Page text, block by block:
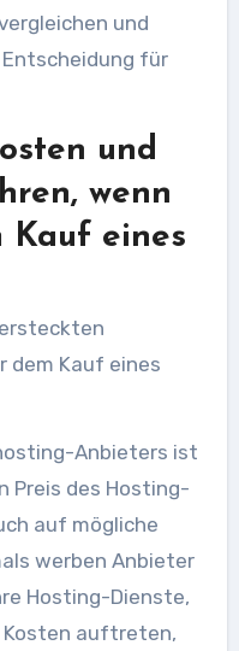
und
für
und
wenn
Kauf eines
dem Kauf eines
Anbieters ist
Preis des Hosting-
auf mögliche
werben Anbieter
Hosting-Dienste,
Kosten auftreten,